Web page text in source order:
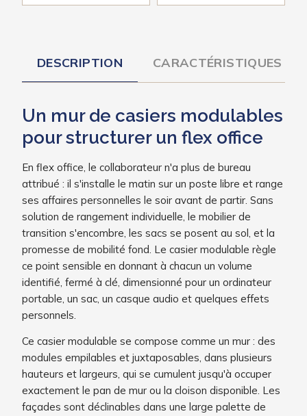
DESCRIPTION CARACTÉRISTIQUES
Un mur de casiers modulables
pour structurer un flex office
En flex office, le collaborateur n'a plus de bureau
attribué : il s'installe le matin sur un poste libre et range
ses affaires personnelles le soir avant de partir. Sans
solution de rangement individuelle, le mobilier de
transition s'encombre, les sacs se posent au sol, et la
promesse de mobilité fond. Le casier modulable règle
ce point sensible en donnant à chacun un volume
identifié, fermé à clé, dimensionné pour un ordinateur
portable, un sac, un casque audio et quelques effets
personnels.
Ce casier modulable se compose comme un mur : des
modules empilables et juxtaposables, dans plusieurs
hauteurs et largeurs, qui se cumulent jusqu'à occuper
exactement le pan de mur ou la cloison disponible. Les
façades sont déclinables dans une large palette de